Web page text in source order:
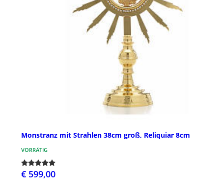
Monstranz mit Strahlen 38cm groß, Reliquiar 8cm
VORRÄTIG
€ 599,00